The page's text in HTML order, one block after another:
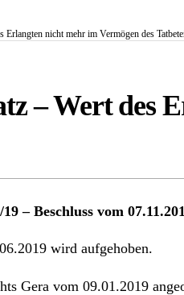
Erlangten nicht mehr im Vermögen des
– Wert des
– Beschluss vom
wird aufgehoben.
Gera vom 09.01.2019